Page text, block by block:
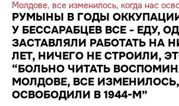
Молдове, все изменилось, когда нас
РУМЫНЫ В ГОДЫ
У БЕССАРАБЦЕВ ВСЕ - ЕДУ,
ЗАСТАВЛЯЛИ РАБОТАТЬ НА
ЛЕТ, НИЧЕГО НЕ СТРОИЛИ,
“БОЛЬНО ЧИТАТЬ
МОЛДОВЕ, ВСЕ
ОСВОБОДИЛИ В 1944-М”